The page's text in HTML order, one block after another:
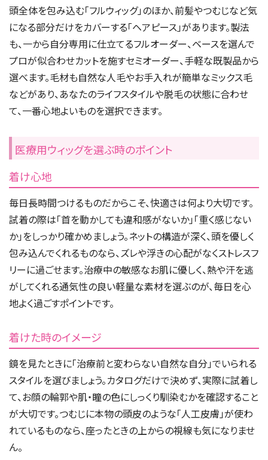
頭全体を包み込む「フルウィッグ」のほか、前髪やつむじなど気
になる部分だけをカバーする「ヘアピース」があります。製法
も、一から自分専用に仕立てるフルオーダー、ベースを選んで
プロが似合わせカットを施すセミオーダー、手軽な既製品から
選べます。毛材も自然な人毛やお手入れが簡単なミックス毛
などがあり、あなたのライフスタイルや脱毛の状態に合わせ
て、一番心地よいものを選択できます。
医療用ウィッグを選ぶ時のポイント
着け心地
毎日長時間つけるものだからこそ、快適さは何より大切です。
試着の際は「首を動かしても違和感がないか」「重く感じない
か」をしっかり確かめましょう。ネットの構造が深く、頭を優しく
包み込んでくれるものなら、ズレや浮きの心配がなくストレスフ
リーに過ごせます。治療中の敏感なお肌に優しく、熱や汗を逃
がしてくれる通気性の良い軽量な素材を選ぶのが、毎日を心
地よく過ごすポイントです。
着けた時のイメージ
鏡を見たときに「治療前と変わらない自然な自分」でいられる
スタイルを選びましょう。カタログだけで決めず、実際に試着し
て、お顔の輪郭や肌・瞳の色にしっくり馴染むかを確認すること
が大切です。つむじに本物の頭皮のような「人工皮膚」が使わ
れているものなら、座ったときの上からの視線も気になりませ
ん。